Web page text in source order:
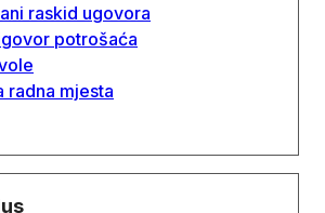
raskid ugovora
potrošaća
radna mjesta